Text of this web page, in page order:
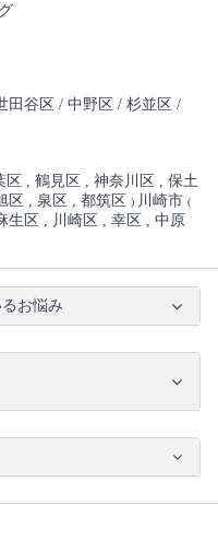
田谷区 中野区 杉並区
区 鶴見区 神奈川区
保土
区 泉区 都筑区) 川崎市(
生区 川崎区 幸区
中原
お悩み